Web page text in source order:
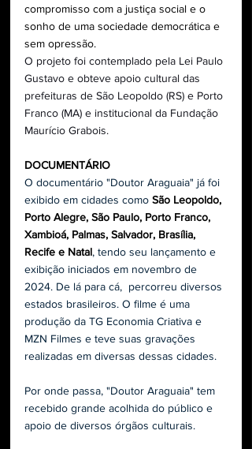
compromisso com a justiça social e o
sonho de uma sociedade democrática e
sem opressão.
O projeto foi contemplado pela Lei Paulo
Gustavo e obteve apoio cultural das
prefeituras de São Leopoldo (RS) e Porto
Franco (MA) e institucional da Fundação
Maurício Grabois.
DOCUMENTÁRIO
O documentário "Doutor Araguaia" já foi
exibido em cidades como São Leopoldo,
Porto Alegre, São Paulo, Porto Franco,
Xambioá, Palmas, Salvador, Brasília,
Recife e Natal, tendo seu lançamento e
exibição iniciados em novembro de
2024. De lá para cá,  percorreu diversos
estados brasileiros. O filme é uma
produção da TG Economia Criativa e
MZN Filmes e teve suas gravações
realizadas em diversas dessas cidades.
Por onde passa, "Doutor Araguaia" tem
recebido grande acolhida do público e
apoio de diversos órgãos culturais.